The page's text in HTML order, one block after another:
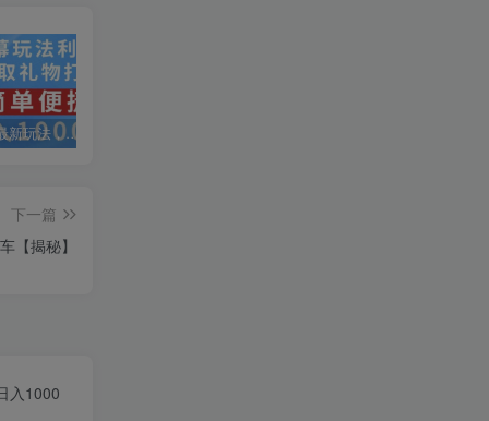
抖音弹幕最新玩法，利用粉丝好奇心赚取礼物打赏，轻松日入1000+
下一篇
【揭秘】
入1000